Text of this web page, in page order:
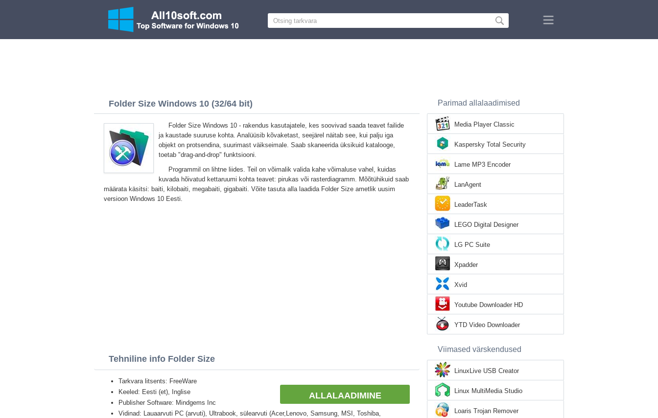
Folder Size Windows 10 (32/64 bit)
Folder Size Windows 10 - rakendus kasutajatele, kes soovivad saada teavet failide
ja kaustade suuruse kohta. Analüüsib kõvaketast, seejärel näitab see, kui palju iga
objekt on protsendina, suurimast väikseimale. Saab skaneerida üksikuid katalooge,
toetab "drag-and-drop" funktsiooni.
Programmil on lihtne liides. Teil on võimalik valida kahe võimaluse vahel, kuidas
kuvada hõivatud kettaruumi kohta teavet: pirukas või rasterdiagramm. Mõõtühikuid saab
määrata käsitsi: baiti, kilobaiti, megabaiti, gigabaiti. Võite tasuta alla laadida Folder Size ametlik uusim
versioon Windows 10 Eesti.
Tehniline info Folder Size
ALLALAADIMINE
Tarkvara litsents: FreeWare
Keeled: Eesti (et), Inglise
Publisher Software: Mindgems Inc
Vidinad: Lauaarvuti PC (arvuti), Ultrabook, sülearvuti (Acer,Lenovo, Samsung, MSI, Toshiba,
Parimad allalaadimised
Media Player Classic
Kaspersky Total Security
Lame MP3 Encoder
LanAgent
LeaderTask
LEGO Digital Designer
LG PC Suite
Xpadder
Xvid
Youtube Downloader HD
YTD Video Downloader
Viimased värskendused
LinuxLive USB Creator
Linux MultiMedia Studio
Loaris Trojan Remover